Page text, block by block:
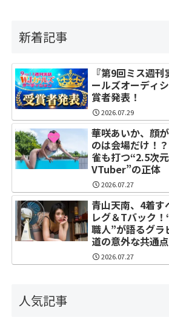
新着記事
『第9回ミス週
ールズオーディ
賞者発表！
2026.07.29
華咲あいか、顔
のは会場だけ！
雀も打つ“2.5次元
VTuber”の正体
2026.07.27
青山天南、4着す
レグ＆Tバック
職人”が語るグラ
道の意外な共通点
2026.07.27
人気記事